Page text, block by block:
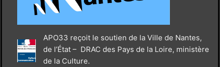
APO33 reçoit le soutien de la Ville de Nantes,
de l’État – DRAC des Pays de la Loire, ministère
de la Culture.